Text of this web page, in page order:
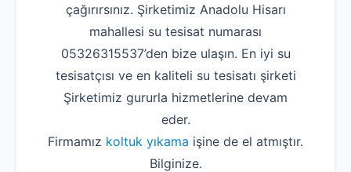
çağırırsınız. Şirketimiz Anadolu Hisarı
mahallesi su tesisat numarası
05326315537’den bize ulaşın. En iyi su
tesisatçısı ve en kaliteli su tesisatı şirketi
Şirketimiz gururla hizmetlerine devam
eder.
Firmamız koltuk yıkama işine de el atmıştır.
Bilginize.